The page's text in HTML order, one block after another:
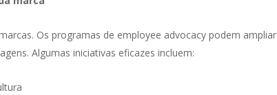
Os programas de employee advocacy podem ampliar
Algumas iniciativas eficazes incluem: